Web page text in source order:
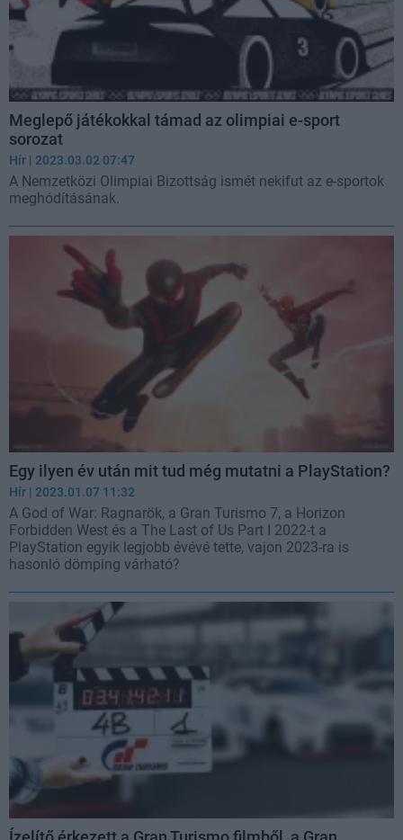
Meglepő játékokkal támad az olimpiai e-sport
sorozat
Hír | 2023.03.02 07:47
A Nemzetközi Olimpiai Bizottság ismét nekifut az e-sportok
meghódításának.
Egy ilyen év után mit tud még mutatni a PlayStation?
Hír | 2023.01.07 11:32
A God of War: Ragnarök, a Gran Turismo 7, a Horizon
Forbidden West és a The Last of Us Part I 2022-t a
PlayStation egyik legjobb évévé tette, vajon 2023-ra is
hasonló dömping várható?